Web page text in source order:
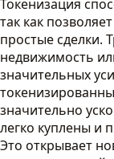
Токенизация
так как
простые сделки.
недвижимость
значительных
значительно
легко куплены и
Это открывает